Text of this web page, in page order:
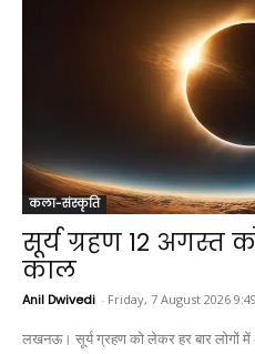
कला-संस्कृति
सूर्य ग्रहण 12 अगस्त
काल
Anil Dwivedi - Friday, 7 August 2026
लखनऊ। सूर्य ग्रहण को लेकर हर बार लोगों